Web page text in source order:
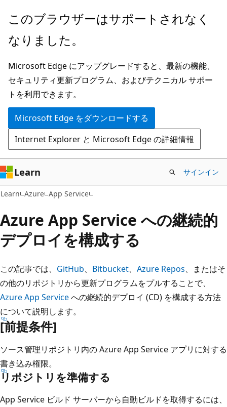
メ
ン
ン
テ
ン
ツ
に
ス
キ
ッ
プ
このブラウザーはサポートされなく
なりました。
Microsoft Edge にアップグレードすると、最新の機能、
セキュリティ更新プログラム、およびテクニカル サポー
トを利用できます。
Microsoft Edge をダウンロードする
Internet Explorer と Microsoft Edge の詳細情報
Learn サインイン
Learn Azure App Service
Azure App Service への継続的
デプロイを構成する
この記事では、 GitHub、 Bitbucket、 Azure Repos、またはそ
の他のリポジトリから更新プログラムをプルすることで、
Azure App Serviceへの継続的デプロイ (CD) を構成する方法
について説明します。
[前提条件]
ソース管理リポジトリ内の Azure App Service アプリに対する
書き込み権限。
リポジトリを準備する
App Service ビルド サーバーから自動ビルドを取得するには、